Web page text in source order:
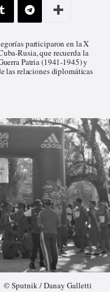
participaron en la X
Rusia, que recuerda la
Patria (1941-1945) y
las relaciones diplomáticas
© Sputnik / Danay Galletti